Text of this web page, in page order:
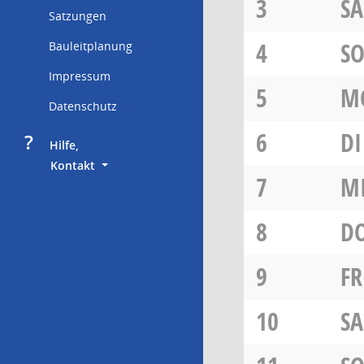
Satzungen
Bauleitplanung
Impressum
Datenschutz
?
     Hilfe,
Kontakt
3
SA
4
SO
5
6
DI
7
8
9
FR
10
SA